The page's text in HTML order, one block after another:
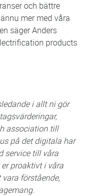
och bättre
mer med våra
säger Anders
products
i allt ni gör
association till
på det digitala har
service till våra
proaktivt i våra
förstående,